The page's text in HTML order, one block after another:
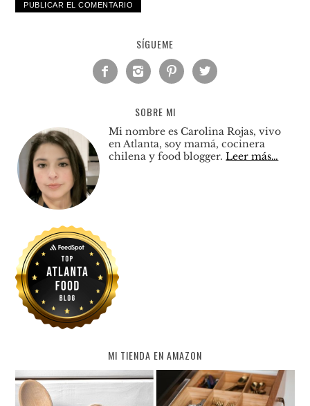
SÍGUEME
   
SOBRE MI
Mi nombre es Carolina Rojas, vivo
en Atlanta, soy mamá, cocinera
chilena y food blogger.Leer más…
MI TIENDA EN AMAZON